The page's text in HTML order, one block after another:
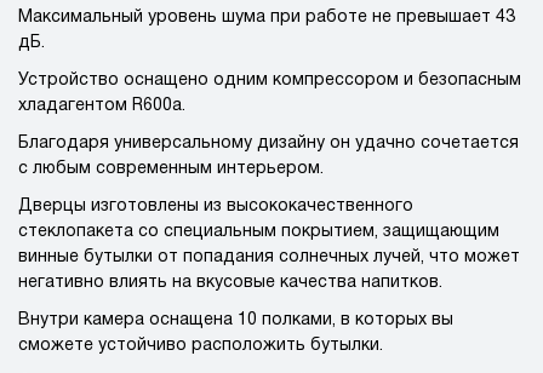
Максимальный уровень шума при работе не превышает 43
дБ.
Устройство оснащено одним компрессором и безопасным
хладагентом R600a.
Благодаря универсальному дизайну он удачно сочетается
с любым современным интерьером.
Дверцы изготовлены из высококачественного
стеклопакета со специальным покрытием, защищающим
винные бутылки от попадания солнечных лучей, что может
негативно влиять на вкусовые качества напитков.
Внутри камера оснащена 10 полками, в которых вы
сможете устойчиво расположить бутылки.